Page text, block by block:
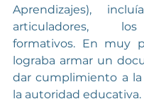
Aprendizajes),
articuladores,
formativos. En muy
lograba armar un
dar cumplimiento a
la autoridad educativa.